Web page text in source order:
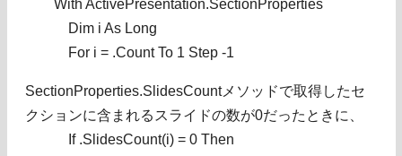
With ActivePresentation.SectionProperties
Dim i As Long
For i = .Count To 1 Step -1
SectionProperties.SlidesCountメソッドで取得したセ
クションに含まれるスライドの数が0だったときに、
If .SlidesCount(i) = 0 Then